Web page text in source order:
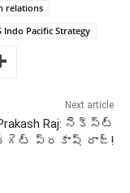
relations
Indo Pacific Strategy
Next article
Raj: నెక్స్ట్
ప్రకాష్ రాజ్!